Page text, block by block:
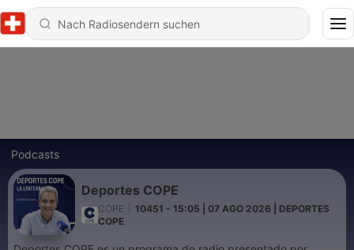
Podcasts
Deportes COPE
COPE
10451 - 15:05 | 07 AGO 2026 | DEPORTES
COPE